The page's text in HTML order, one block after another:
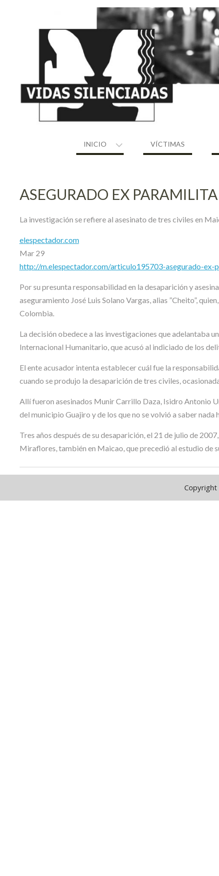
INICIO VÍCTIMAS
ASEGURADO EX
La investigación se refiere al asesinato de tres civiles en
elespectador.com
Mar 29
http://m.elespectador.com/articulo195703-asegurado-
Por su presunta responsabilidad en la desaparición y
aseguramiento José Luis Solano Vargas, alias ”Cheito”,
Colombia.
La decisión obedece a las investigaciones que adelantaba
Internacional Humanitario, que acusó al indiciado de los
El ente acusador intenta establecer cuál fue la
cuando se produjo la desaparición de tres civiles,
Allí fueron asesinados Munir Carrillo Daza, Isidro Antonio
del municipio Guajiro y de los que no se volvió a saber nada
Tres años después de su desaparición, el 21 de julio de
Miraflores, también en Maicao, que precedió al estudio de
Copyright